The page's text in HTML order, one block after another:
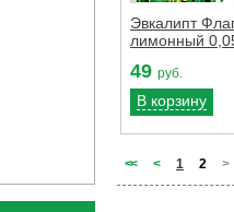
Эвкалипт
лимонный
49 руб.
В корзину
<< < 1 2 >